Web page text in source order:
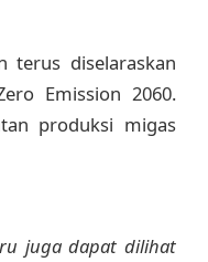
terus diselaraskan
Emission 2060.
produksi migas
juga dapat dilihat